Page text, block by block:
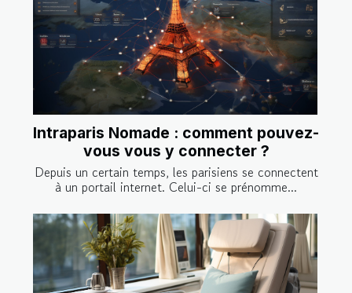
Intraparis Nomade : comment pouvez-
vous vous y connecter ?
Depuis un certain temps, les parisiens se connectent
à un portail internet. Celui-ci se prénomme...